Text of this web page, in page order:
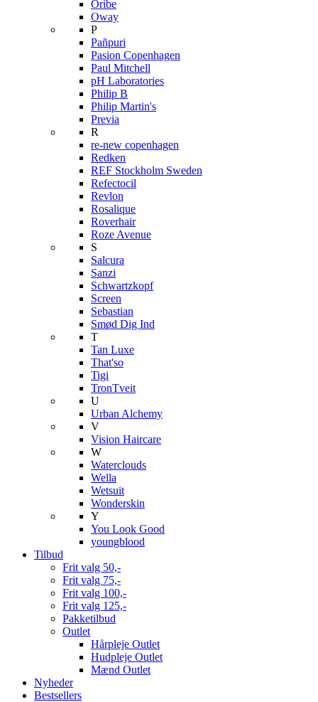
Oribe
Oway
P
Pañpuri
Pasion Copenhagen
Paul Mitchell
pH Laboratories
Philip B
Philip Martin's
Previa
R
re-new copenhagen
Redken
REF Stockholm Sweden
Refectocil
Revlon
Rosalique
Roverhair
Roze Avenue
S
Salcura
Sanzi
Schwartzkopf
Screen
Sebastian
Smød Dig Ind
T
Tan Luxe
That'so
Tigi
TronTveit
U
Urban Alchemy
V
Vision Haircare
W
Waterclouds
Wella
Wetsuit
Wonderskin
Y
You Look Good
youngblood
Tilbud
Frit valg 50,-
Frit valg 75,-
Frit valg 100,-
Frit valg 125,-
Pakketilbud
Outlet
Hårpleje Outlet
Hudpleje Outlet
Mænd Outlet
Nyheder
Bestsellers